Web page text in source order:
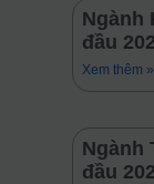
Ngành
đầu
Xem thêm »
Ngành
đầu